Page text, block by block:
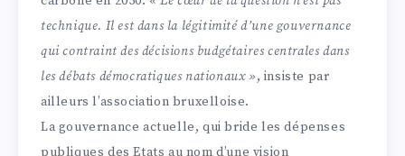
technique. Il est dans la légitimité d’une gouvernance
qui contraint des décisions budgétaires centrales dans
les débats démocratiques nationaux », insiste par
ailleurs l’association bruxelloise.
La gouvernance actuelle, qui bride les dépenses
publiques des Etats au nom d’une vision